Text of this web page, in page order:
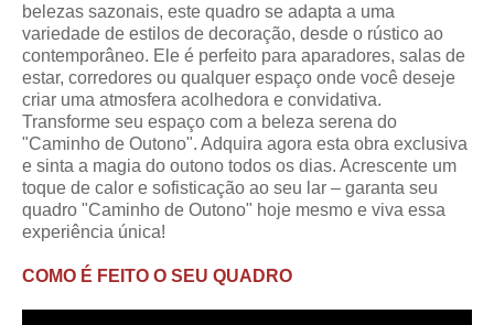
belezas sazonais, este quadro se adapta a uma
variedade de estilos de decoração, desde o rústico ao
contemporâneo. Ele é perfeito para aparadores, salas de
estar, corredores ou qualquer espaço onde você deseje
criar uma atmosfera acolhedora e convidativa.
Transforme seu espaço com a beleza serena do
"Caminho de Outono". Adquira agora esta obra exclusiva
e sinta a magia do outono todos os dias. Acrescente um
toque de calor e sofisticação ao seu lar – garanta seu
quadro "Caminho de Outono" hoje mesmo e viva essa
experiência única!
COMO É FEITO O SEU QUADRO